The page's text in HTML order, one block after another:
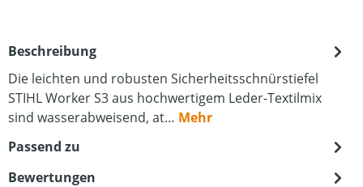
Beschreibung
Die leichten und robusten Sicherheitsschnürstiefel
STIHL Worker S3 aus hochwertigem Leder-Textilmix
sind wasserabweisend, at… Mehr
Passend zu
Bewertungen